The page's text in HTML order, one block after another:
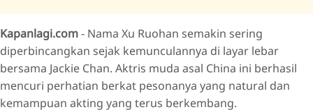
Profil dan Latar Belakang Xu Ruohan
Awal Karier dan Momen Debut Bareng Jackie Chan
Ekspansi Karier ke Dunia Drama dan Film Populer
Prestasi dan Pengakuan di Industri Hiburan
Kapanlagi.com- Nama Xu Ruohan semakin sering
diperbincangkan sejak kemunculannya di layar lebar
bersama Jackie Chan. Aktris muda asal China ini berhasil
mencuri perhatian berkat pesonanya yang natural dan
kemampuan akting yang terus berkembang.